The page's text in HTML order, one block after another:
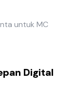
untuk MC
Digital